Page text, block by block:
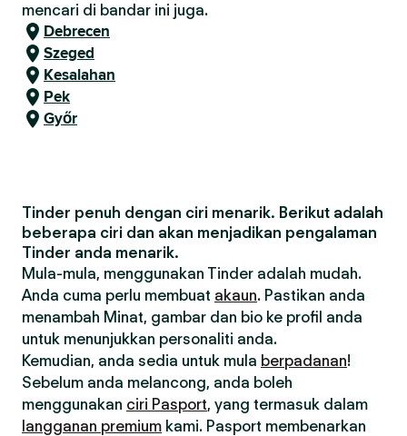
mencari di bandar ini juga.
Debrecen
Szeged
Kesalahan
Pek
Győr
Tinder penuh dengan ciri menarik. Berikut adalah
beberapa ciri dan akan menjadikan pengalaman
Tinder anda menarik.
Mula-mula, menggunakan Tinder adalah mudah.
Anda cuma perlu membuat akaun. Pastikan anda
menambah Minat, gambar dan bio ke profil anda
untuk menunjukkan personaliti anda.
Kemudian, anda sedia untuk mula berpadanan!
Sebelum anda melancong, anda boleh
menggunakan ciri Pasport, yang termasuk dalam
langganan premium kami. Pasport membenarkan